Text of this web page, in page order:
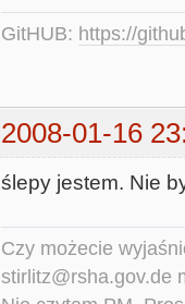
GitHUB: https://
2008-01-16
ślepy jestem. Nie
Czy możecie
stirlitz@rsha.gov.de